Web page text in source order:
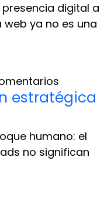
digital a
ya no es una
estratégica
humano: el
no significan